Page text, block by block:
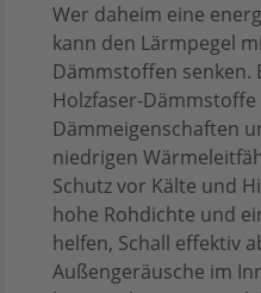
Wer daheim eine
kann den Lärmpegel
Dämmstoffen senken.
Holzfaser-
Dämmeigenschaften
niedrigen
Schutz vor Kälte und
hohe Rohdichte und
helfen, Schall effektiv
Außengeräusche im